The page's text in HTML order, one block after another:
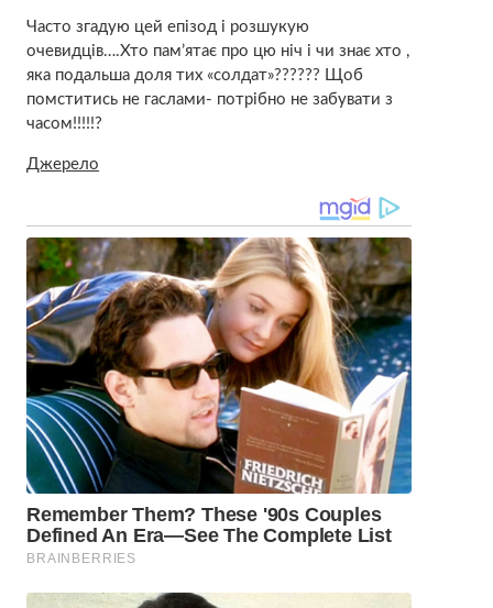
Часто згадую цей епізод і розшукую
очевидців….Хто пам’ятає про цю ніч і чи знає хто ,
яка подальша доля тих «солдат»?????? Щоб
помститись не гаслами- потрібно не забувати з
часом!!!!!?
Джерело